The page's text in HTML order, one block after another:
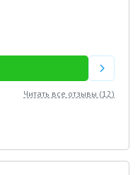
Читать все отзывы (12)